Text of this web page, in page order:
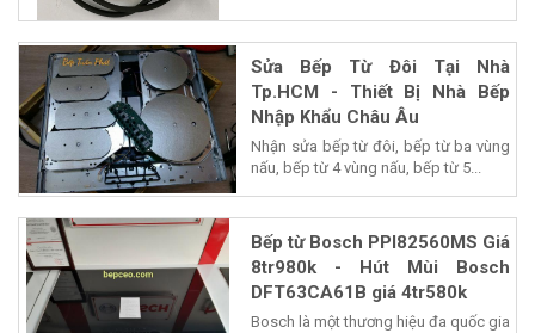
Sửa Bếp Từ Đôi Tại Nhà
Tp.HCM - Thiết Bị Nhà Bếp
Nhập Khẩu Châu Âu
Nhận sửa bếp từ đôi, bếp từ ba vùng
nấu, bếp từ 4 vùng nấu, bếp từ 5...
Bếp từ Bosch PPI82560MS Giá
8tr980k - Hút Mùi Bosch
DFT63CA61B giá 4tr580k
Bosch là một thương hiệu đa quốc gia